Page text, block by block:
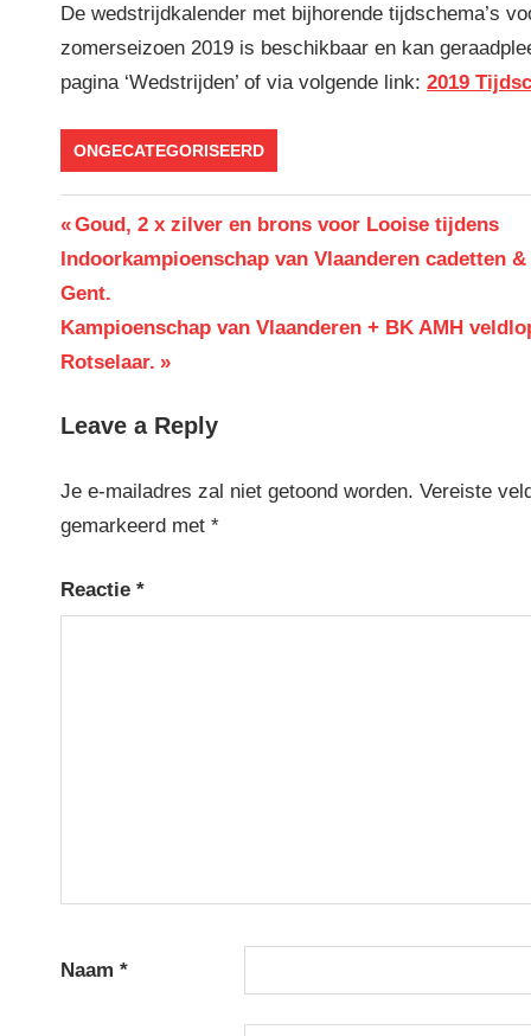
De wedstrijdkalender met bijhorende tijdschema’s
zomerseizoen 2019 is beschikbaar en kan
pagina ‘Wedstrijden’ of via volgende link: 2019
ONGECATEGORISEERD
Berichtnavigatie
Previous
Post:
Goud, 2 x zilver en brons voor Looise tijdens
Indoorkampioenschap van Vlaanderen cadetten
Gent.
Next
Post:
Kampioenschap van Vlaanderen + BK AMH
Rotselaar.
Leave a Reply
Je e-mailadres zal niet getoond worden. Vereiste
gemarkeerd met *
Reactie *
Naam *